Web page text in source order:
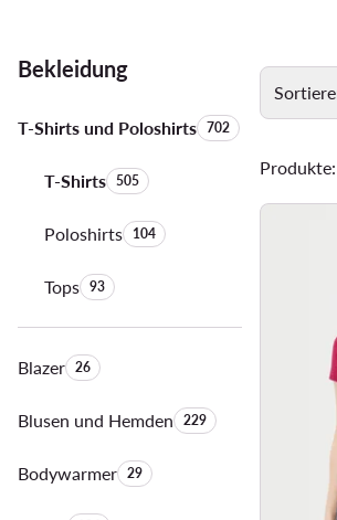
Bekleidung
T-Shirts und PoloshirtsAnzahl der
702
T-ShirtsAnzahl der Produkte:
505
PoloshirtsAnzahl der Produkte:
104
TopsAnzahl der Produkte:
93
BlazerAnzahl der Produkte:
26
Blusen und HemdenAnzahl der Produkte:
229
BodywarmerAnzahl der Produkte:
29